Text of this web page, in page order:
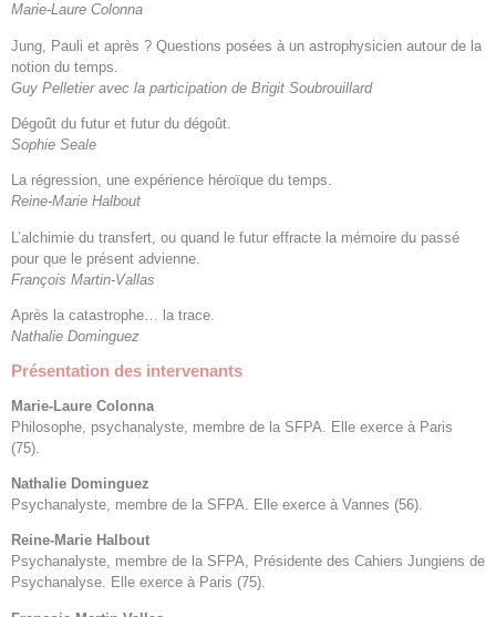
Marie-Laure Colonna
Jung, Pauli et après ? Questions posées à un astrophysicien autour de la
notion du temps.
Guy Pelletier avec la participation de Brigit Soubrouillard
Dégoût du futur et futur du dégoût.
Sophie Seale
La régression, une expérience héroïque du temps.
Reine-Marie Halbout
L’alchimie du transfert, ou quand le futur effracte la mémoire du passé
pour que le présent advienne.
François Martin-Vallas
Après la catastrophe… la trace.
Nathalie Dominguez
Présentation des intervenants
Marie-Laure Colonna
Philosophe, psychanalyste, membre de la SFPA. Elle exerce à Paris
(75).
Nathalie Dominguez
Psychanalyste, membre de la SFPA. Elle exerce à Vannes (56).
Reine-Marie Halbout
Psychanalyste, membre de la SFPA, Présidente des Cahiers Jungiens de
Psychanalyse. Elle exerce à Paris (75).